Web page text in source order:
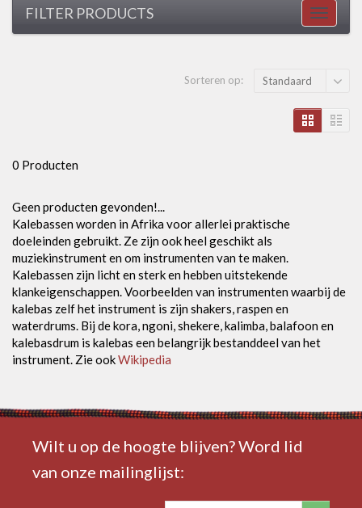
FILTER PRODUCTS
Sorteren op: Standaard
0 Producten
Geen producten gevonden!...
Kalebassen worden in Afrika voor allerlei praktische
doeleinden gebruikt. Ze zijn ook heel geschikt als
muziekinstrument en om instrumenten van te maken.
Kalebassen zijn licht en sterk en hebben uitstekende
klankeigenschappen. Voorbeelden van instrumenten waarbij de
kalebas zelf het instrument is zijn shakers, raspen en
waterdrums. Bij de kora, ngoni, shekere, kalimba, balafoon en
kalebasdrum is kalebas een belangrijk bestanddeel van het
instrument. Zie ookWikipedia
Wilt u op de hoogte blijven? Word lid
van onze mailinglijst: